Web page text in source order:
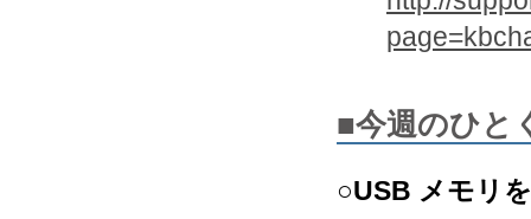
■今週のひと
○USB メモリ